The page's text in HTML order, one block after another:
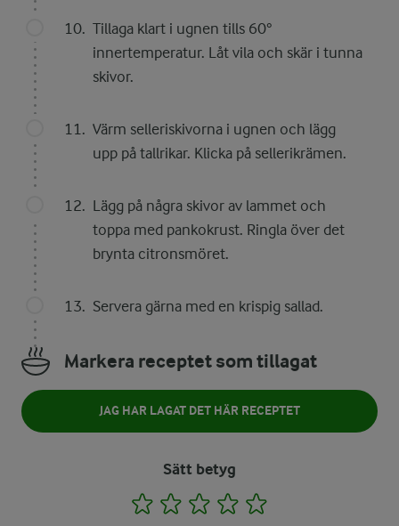
Tillaga klart i ugnen tills 60°
innertemperatur. Låt vila och skär i tunna
skivor.
Värm selleriskivorna i ugnen och lägg
upp på tallrikar. Klicka på sellerikrämen.
Lägg på några skivor av lammet och
toppa med pankokrust. Ringla över det
brynta citronsmöret.
Servera gärna med en krispig sallad.
Markera receptet som tillagat
JAG HAR LAGAT DET HÄR RECEPTET
Sätt betyg
1 2 3 4